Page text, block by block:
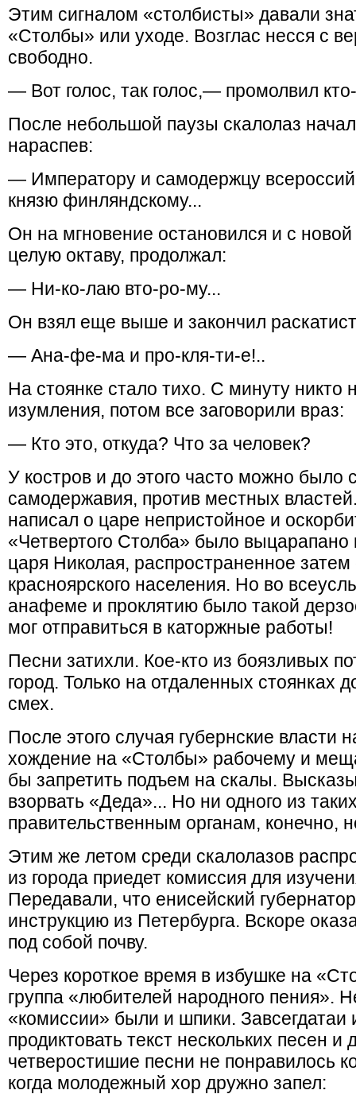
Этим сигналом «столбисты» давали
«Столбы» или уходе. Возглас несся с
свободно.
— Вот голос, так голос,— промолвил
После небольшой паузы скалолаз
нараспев:
— Императору и самодержцу
князю финляндскому...
Он на мгновение остановился и с новой
целую октаву, продолжал:
— Ни-ко-лаю вто-ро-му...
Он взял еще выше и закончил
— Ана-фе-ма и про-кля-ти-е!..
На стоянке стало тихо. С минуту никто
изумления, потом все заговорили враз:
— Кто это, откуда? Что за человек?
У костров и до этого часто можно
самодержавия, против местных
написал о царе непристойное и
«Четвертого Столба» было
царя Николая, распространенное
красноярского населения. Но во
анафеме и проклятию было такой
мог отправиться в каторжные работы!
Песни затихли. Кое-кто из боязливых
город. Только на отдаленных стоянках
смех.
После этого случая губернские власти
хождение на «Столбы» рабочему и
бы запретить подъем на скалы.
взорвать «Деда»... Но ни одного из
правительственным органам, конечно,
Этим же летом среди скалолазов
из города приедет комиссия для
Передавали, что енисейский
инструкцию из Петербурга. Вскоре
под собой почву.
Через короткое время в избушке на
группа «любителей народного пения».
«комиссии» были и шпики. Завсегдатаи
продиктовать текст нескольких песен
четверостишие песни не понравилось
когда молодежный хор дружно запел: